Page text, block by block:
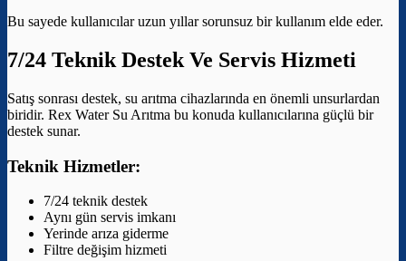
Bu sayede kullanıcılar uzun yıllar sorunsuz bir kullanım elde eder.
7/24 Teknik Destek Ve Servis Hizmeti
Satış sonrası destek, su arıtma cihazlarında en önemli unsurlardan
biridir. Rex Water Su Arıtma bu konuda kullanıcılarına güçlü bir
destek sunar.
Teknik Hizmetler:
7/24 teknik destek
Aynı gün servis imkanı
Yerinde arıza giderme
Filtre değişim hizmeti